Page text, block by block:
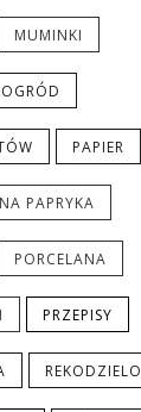
MUMINKI
OGRÓD
PAPIER
PAPRYKA
PORCELANA
PRZEPISY
REKODZIELO